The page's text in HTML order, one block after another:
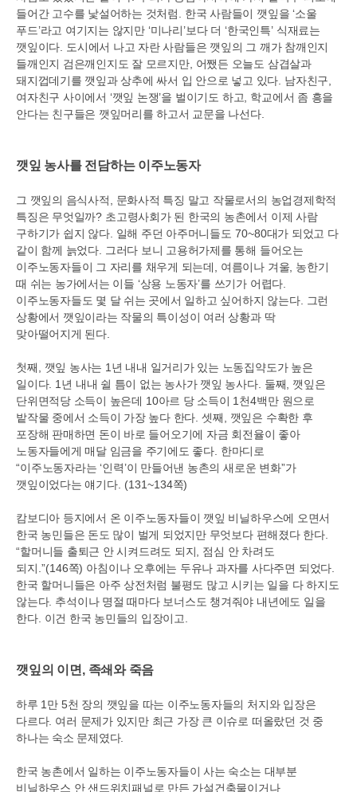
들어간 고수를 낯설어하는 것처럼. 한국 사람들이 깻잎을 ‘소울
푸드’라고 여기지는 않지만 ‘미나리’보다 더 ‘한국인특’ 식재료는
깻잎이다. 도시에서 나고 자란 사람들은 깻잎의 그 깨가 참깨인지
들깨인지 검은깨인지도 잘 모르지만, 어쨌든 오늘도 삼겹살과
돼지껍데기를 깻잎과 상추에 싸서 입 안으로 넣고 있다. 남자친구,
여자친구 사이에서 ‘깻잎 논쟁’을 벌이기도 하고, 학교에서 좀 흥을
안다는 친구들은 깻잎머리를 하고서 교문을 나선다.
깻잎 농사를 전담하는 이주노동자
그 깻잎의 음식사적, 문화사적 특징 말고 작물로서의 농업경제학적
특징은 무엇일까? 초고령사회가 된 한국의 농촌에서 이제 사람
구하기가 쉽지 않다. 일해 주던 아주머니들도 70~80대가 되었고 다
같이 함께 늙었다. 그러다 보니 고용허가제를 통해 들어오는
이주노동자들이 그 자리를 채우게 되는데, 여름이나 겨울, 농한기
때 쉬는 농가에서는 이들 ‘상용 노동자’를 쓰기가 어렵다.
이주노동자들도 몇 달 쉬는 곳에서 일하고 싶어하지 않는다. 그런
상황에서 깻잎이라는 작물의 특이성이 여러 상황과 딱
맞아떨어지게 된다.
첫째, 깻잎 농사는 1년 내내 일거리가 있는 노동집약도가 높은
일이다. 1년 내내 쉴 틈이 없는 농사가 깻잎 농사다. 둘째, 깻잎은
단위면적당 소득이 높은데 10아르 당 소득이 1천4백만 원으로
밭작물 중에서 소득이 가장 높다 한다.셋째, 깻잎은 수확한 후
포장해 판매하면 돈이 바로 들어오기에 자금 회전율이 좋아
노동자들에게 매달 임금을 주기에도 좋다. 한마디로
“이주노동자라는 ‘인력’이 만들어낸 농촌의 새로운 변화”가
깻잎이었다는 얘기다. (131~134쪽)
캄보디아 등지에서 온 이주노동자들이 깻잎 비닐하우스에 오면서
한국 농민들은 돈도 많이 벌게 되었지만 무엇보다 편해졌다 한다.
“할머니들 출퇴근 안 시켜드려도 되지, 점심 안 차려도
되지.”(146쪽) 아침이나 오후에는 두유나 과자를 사다주면 되었다.
한국 할머니들은 아주 상전처럼 불평도 많고 시키는 일을 다 하지도
않는다. 추석이나 명절 때마다 보너스도 챙겨줘야 내년에도 일을
한다. 이건 한국 농민들의 입장이고.
깻잎의 이면 , 족쇄와 죽음
하루 1만 5천 장의 깻잎을 따는 이주노동자들의 처지와 입장은
다르다. 여러 문제가 있지만 최근 가장 큰 이슈로 떠올랐던 것 중
하나는 숙소 문제였다.
한국 농촌에서 일하는 이주노동자들이 사는 숙소는 대부분
비닐하우스 안 샌드위치패널로 만든 가설건축물이거나